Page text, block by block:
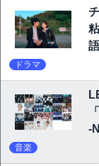
ドラマ
-
音楽